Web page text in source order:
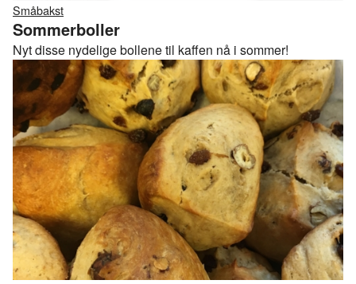
Småbakst
Sommerboller
Nyt disse nydelige bollene til kaffen nå i sommer!